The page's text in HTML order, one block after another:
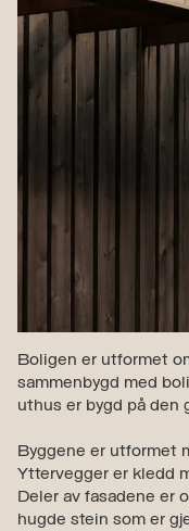
Boligen er utformet
sammenbygd med
uthus er bygd på den
Byggene er utformet
Yttervegger er kledd
Deler av fasadene er
hugde stein som er